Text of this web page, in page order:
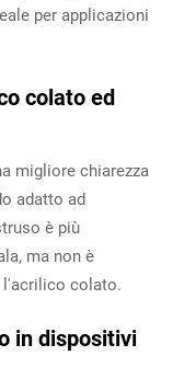
per applicazioni
colato ed
migliore chiarezza
adatto ad
è più
ma non è
l'acrilico colato.
in dispositivi